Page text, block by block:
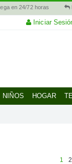
en 24/72 horas
Iniciar
NIÑOS HOGAR
1 2